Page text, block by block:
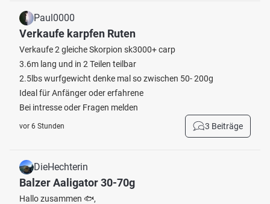
Paul0000
Verkaufe karpfen Ruten
Verkaufe 2 gleiche Skorpion sk3000+ carp
3.6m lang und in 2 Teilen teilbar
2.5lbs wurfgewicht denke mal so zwischen 50- 200g
Ideal für Anfänger oder erfahrene
Bei intresse oder Fragen melden
vor 6 Stunden 3 Beiträge
DieHechterin
Balzer Aaligator 30-70g
Hallo zusammen 🐟,